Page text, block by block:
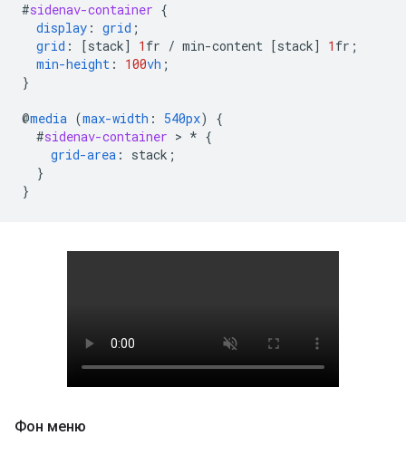
#sidenav-container {
display : grid ;
grid : [stack] 1 fr / min-content [stack] 1 fr ;
min-height : 100vh ;
}
@media (max-width : 540px)
{
#sidenav-container > * {
grid-area : stack ;
}
}
Фон меню